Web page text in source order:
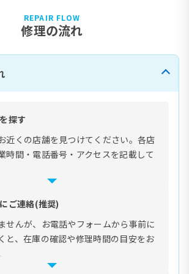
REPAIR FLOW
修理の流れ
探す
近くの店舗を見つけてください。各店
時間・電話番号・アクセスを記載して
ご連絡(推奨)
せんが、お電話やフォームから事前に
と、在庫の確認や修理時間の目安をお